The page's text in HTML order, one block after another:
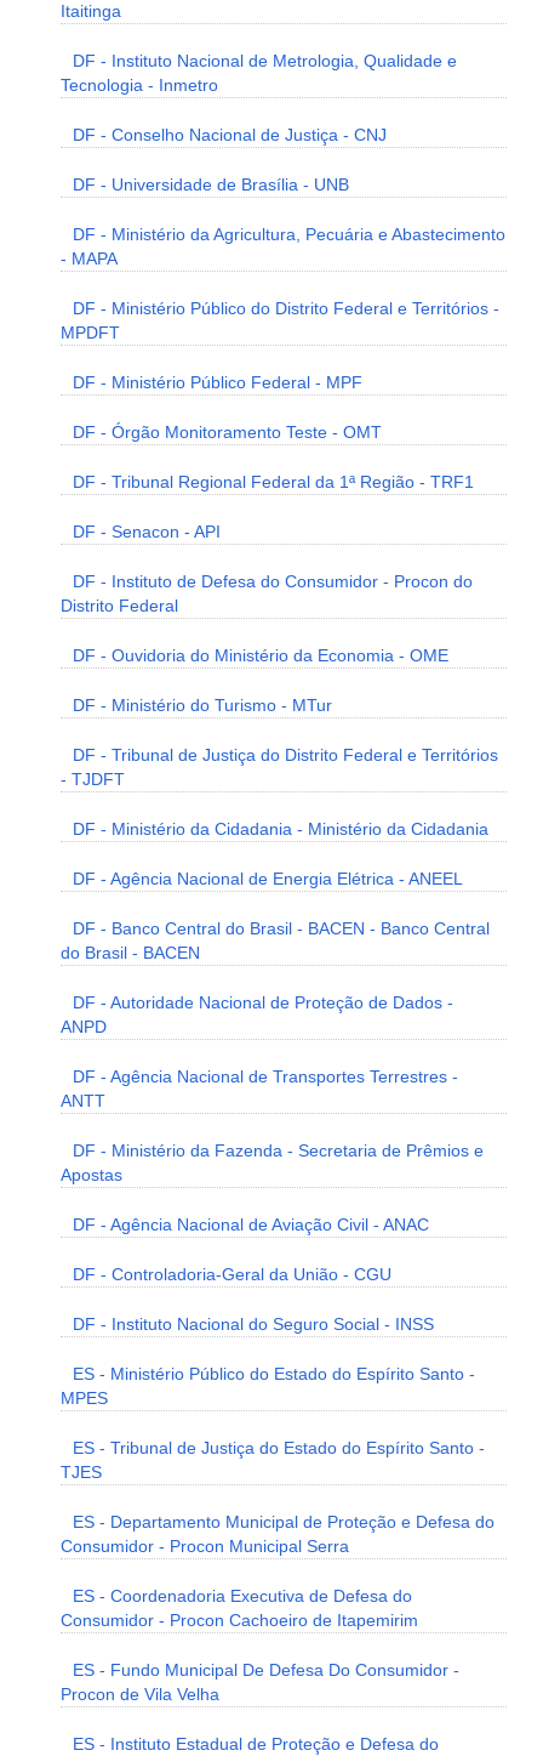
Itaitinga
DF - Instituto Nacional de Metrologia, Qualidade e
Tecnologia - Inmetro
DF - Conselho Nacional de Justiça - CNJ
DF - Universidade de Brasília - UNB
DF - Ministério da Agricultura, Pecuária e Abastecimento
- MAPA
DF - Ministério Público do Distrito Federal e Territórios -
MPDFT
DF - Ministério Público Federal - MPF
DF - Órgão Monitoramento Teste - OMT
DF - Tribunal Regional Federal da 1ª Região - TRF1
DF - Senacon - API
DF - Instituto de Defesa do Consumidor - Procon do
Distrito Federal
DF - Ouvidoria do Ministério da Economia - OME
DF - Ministério do Turismo - MTur
DF - Tribunal de Justiça do Distrito Federal e Territórios
- TJDFT
DF - Ministério da Cidadania - Ministério da Cidadania
DF - Agência Nacional de Energia Elétrica - ANEEL
DF - Banco Central do Brasil - BACEN - Banco Central
do Brasil - BACEN
DF - Autoridade Nacional de Proteção de Dados -
ANPD
DF - Agência Nacional de Transportes Terrestres -
ANTT
DF - Ministério da Fazenda - Secretaria de Prêmios e
Apostas
DF - Agência Nacional de Aviação Civil - ANAC
DF - Controladoria-Geral da União - CGU
DF - Instituto Nacional do Seguro Social - INSS
ES - Ministério Público do Estado do Espírito Santo -
MPES
ES - Tribunal de Justiça do Estado do Espírito Santo -
TJES
ES - Departamento Municipal de Proteção e Defesa do
Consumidor - Procon Municipal Serra
ES - Coordenadoria Executiva de Defesa do
Consumidor - Procon Cachoeiro de Itapemirim
ES - Fundo Municipal De Defesa Do Consumidor -
Procon de Vila Velha
ES - Instituto Estadual de Proteção e Defesa do